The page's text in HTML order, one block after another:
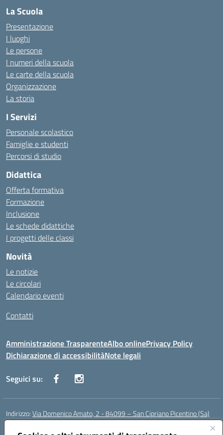
La Scuola
Presentazione
I luoghi
Le persone
I numeri della scuola
Le carte della scuola
Organizzazione
La storia
I Servizi
Personale scolastico
Famiglie e studenti
Percorsi di studio
Didattica
Offerta formativa
Formazione
Inclusione
Le schede didattiche
I progetti delle classi
Novità
Le notizie
Le circolari
Calendario eventi
Contatti
Amministrazione TrasparenteAlbo onlinePrivacy Policy
Dichiarazione di accessibilitàNote legali
Seguici su:
Indirizzo:Via Domenico Amato, 2 - 84099 – San Cipriano Picentino (Sa)
Centralino: